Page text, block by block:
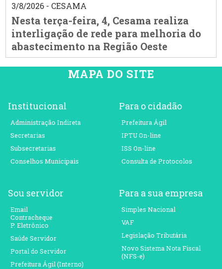
3/8/2026 - CESAMA
Nesta terça-feira, 4, Cesama realiza
interligação de rede para melhoria do
abastecimento na Região Oeste
MAPA DO SITE
Institucional
Administração Indireta
Secretarias
Subsecretarias
Conselhos Municipais
Para o cidadão
Prefeitura Ágil
IPTU On-line
ISS On-line
Consulta de Protocolos
Sou servidor
Email
Contracheque
P. Eletrônico
Saúde Servidor
Portal do Servidor
Prefeitura Ágil (Interno)
Para a sua empresa
Simples Nacional
VAF
Legislação Tributária
Novo Sistema Nota Fiscal
(NFS-e)